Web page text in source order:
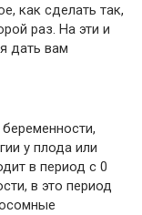
как сделать так,
раз. На эти и
дать вам
у плода или
в период с 0
в это период